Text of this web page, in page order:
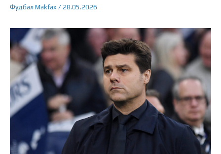
Фудбал Makfax /28.05.2026